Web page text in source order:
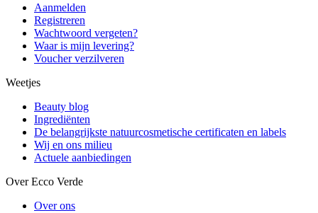
Aanmelden
Registreren
Wachtwoord vergeten?
Waar is mijn levering?
Voucher verzilveren
Weetjes
Beauty blog
Ingrediënten
De belangrijkste natuurcosmetische certificaten en labels
Wij en ons milieu
Actuele aanbiedingen
Over Ecco Verde
Over ons